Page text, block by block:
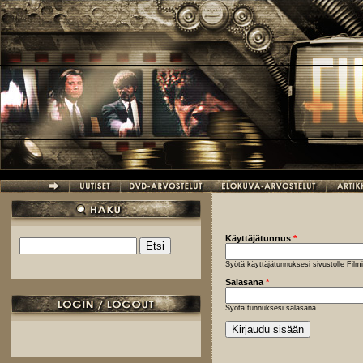
Hyppää pääsisältöön
Hakulomake
Käyttäjätunnus *
Syötä käyttäjätunnuksesi sivustolle
Salasana *
Syötä tunnuksesi salasana.